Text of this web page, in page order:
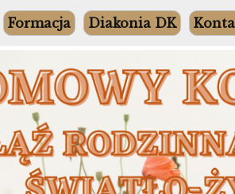
Formacja Diakonia DK